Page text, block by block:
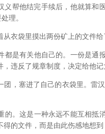
帮他结完手续后，他就算和
理。
衣袋里摸出两份矿上的文件给
都是有关他自己的。一份是通
违反了规章制度，决定给他记
团，塞进了自己的衣袋里。雷
的。这是一种永远不能互相抵
的文件，而是由此伤感地想